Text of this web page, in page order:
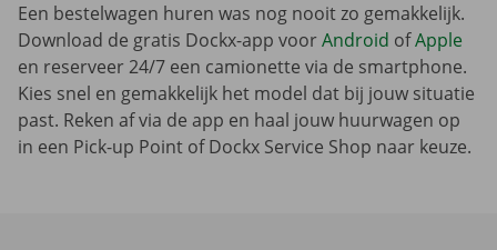
Een bestelwagen huren was nog nooit zo gemakkelijk.
Download de gratis Dockx-app voorAndroid ofApple
en reserveer 24/7 een camionette via de smartphone.
Kies snel en gemakkelijk het model dat bij jouw situatie
past. Reken af via de app en haal jouw huurwagen op
in een Pick-up Point of Dockx Service Shop naar keuze.